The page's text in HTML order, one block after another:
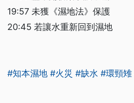
19:57 未獲《濕地法》保護
20:45 若讓水重新回到濕地
#知本濕地 #火災 #缺水 #環頸雉